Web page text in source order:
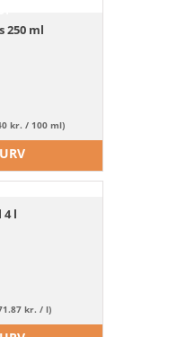
250 ml
kr. / 100 ml)
4 l
kr. / l)